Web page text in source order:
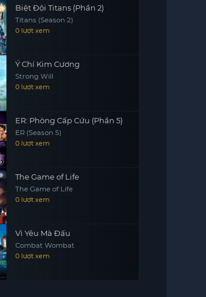
Biệt Đội Titans (Phần 2)
Titans (Season 2)
0 lượt xem
Ý Chí Kim Cương
Strong Will
0 lượt xem
ER: Phòng Cấp Cứu (Phần 5)
ER (Season 5)
0 lượt xem
The Game of Life
The Game of Life
0 lượt xem
Vì Yêu Mà Đấu
Combat Wombat
0 lượt xem